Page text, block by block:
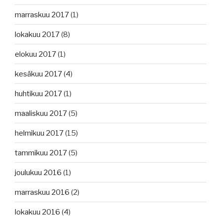
marraskuu 2017(1)
lokakuu 2017(8)
elokuu 2017(1)
kesäkuu 2017(4)
huhtikuu 2017(1)
maaliskuu 2017(5)
helmikuu 2017(15)
tammikuu 2017(5)
joulukuu 2016 (1)
marraskuu 2016 (2)
lokakuu 2016 (4)